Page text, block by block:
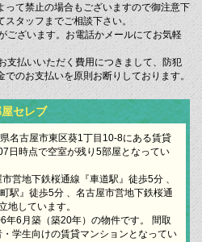
って禁止の場合もございますので御注意下
スタッフまでご相談下さい。
ございます。お電話かメールにてお気軽
支払いいただく費用につきまして、防犯
のお支払いを原則お断りしております。
セレブ
名古屋市東区葵1丁目10-8にある賃貸
日時点で空室が残り5部屋となってい
営地下鉄桜通線『車道駅』徒歩5分 、
駅』徒歩5分 、名古屋市営地下鉄桜通
地しています。
年6月築（築20年）の物件です。 間取
学生向けの賃貸マンションとなってい